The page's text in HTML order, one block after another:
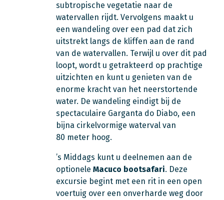
subtropische vegetatie naar de
watervallen rijdt. Vervolgens maakt u
een wandeling over een pad dat zich
uitstrekt langs de kliffen aan de rand
van de watervallen. Terwijl u over dit pad
loopt, wordt u getrakteerd op prachtige
uitzichten en kunt u genieten van de
enorme kracht van het neerstortende
water. De wandeling eindigt bij de
spectaculaire Garganta do Diabo, een
bijna cirkelvormige waterval van
80 meter hoog.
’s Middags kunt u deelnemen aan de
optionele Macuco bootsafari. Deze
excursie begint met een rit in een open
voertuig over een onverharde weg door